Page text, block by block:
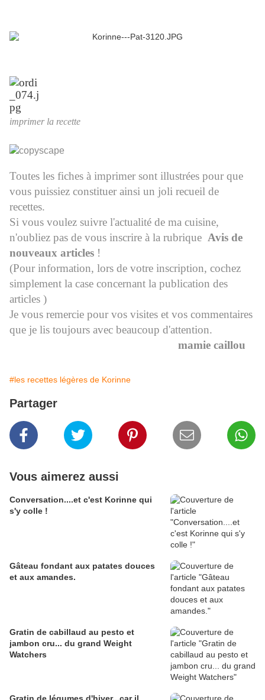
imprimer la recette
Toutes les fiches à imprimer sont illustrées pour que
vous puissiez constituer ainsi un joli recueil de
recettes.
Si vous voulez suivre l'actualité de ma cuisine,
n'oubliez pas de vous inscrire à la rubrique Avis de
nouveaux articles !
(Pour information, lors de votre inscription, cochez
simplement la case concernant la publication des
articles )
Je vous remercie pour vos visites et vos commentaires
que je lis toujours avec beaucoup d'attention.
mamie caillou
#les recettes légères de Korinne
Partager
Vous aimerez aussi
Conversation....et c'est Korinne qui
s'y colle !
Gâteau fondant aux patates douces
et aux amandes.
Gratin de cabillaud au pesto et
jambon cru... du grand Weight
Watchers